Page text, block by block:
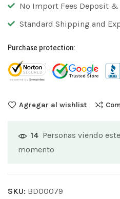
No Import Fees Deposit &
Standard Shipping and
Purchase protection:
Agregar al wishlist
14 Personas viendo
momento
SKU: BD00079